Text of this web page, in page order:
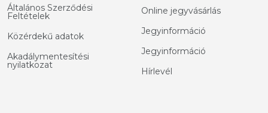
Általános Szerződési
Feltételek
Közérdekű adatok
Akadálymentesítési
nyilatkozat
Online jegyvásárlás
Jegyinformáció
Jegyinformáció
Hírlevél